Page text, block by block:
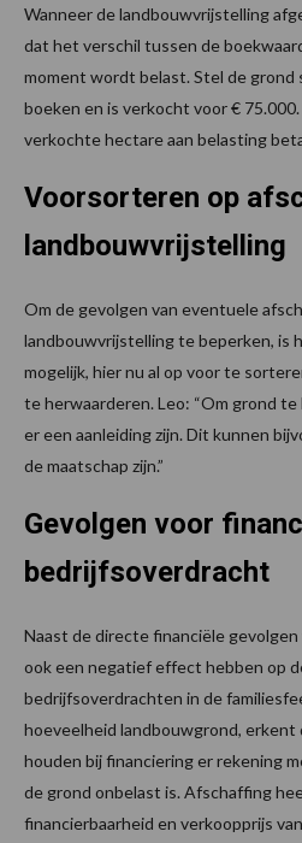
Wanneer de landbouwvrijstelling
dat het verschil tussen de
moment wordt belast. Stel de grond
boeken en is verkocht voor €
verkochte hectare aan belasting
Voorsorteren op
landbouwvrijstelling
Om de gevolgen van eventuele
landbouwvrijstelling te beperken, is
mogelijk, hier nu al op voor te
te herwaarderen. Leo: “Om grond
er een aanleiding zijn. Dit kunnen
de maatschap zijn.”
Gevolgen voor
bedrijfsoverdracht
Naast de directe financiële
ook een negatief effect hebben op
bedrijfsoverdrachten in de
hoeveelheid landbouwgrond, erkent
houden bij financiering er rekening
de grond onbelast is. Afschaffing
financierbaarheid en verkoopprijs